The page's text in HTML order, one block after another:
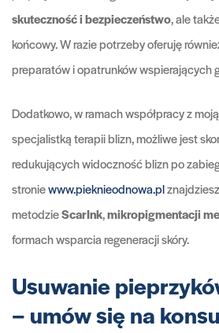
skuteczność i bezpieczeństwo, ale
końcowy. W razie potrzeby oferuję
preparatów i opatrunków wspierających
Dodatkowo, w ramach współpracy z
specjalistką terapii blizn, możliwe jest
redukujących widoczność blizn po
stroniewww.pieknieodnowa.pl
metodzieScarInk,mikropigmentacji
formach wsparcia regeneracji skóry.
Usuwanie
– umów się na